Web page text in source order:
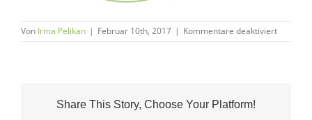
Von Irma Pelikan | Februar 10th, 2017 | Kommentare deaktiviertfür
christian
Share This Story, Choose Your Platform!